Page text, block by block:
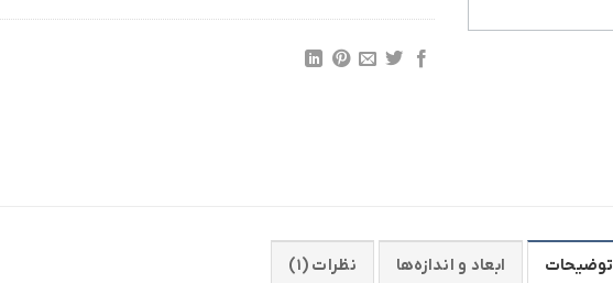
توضیحات ابعاد و اندازه‌ها نظرات (۱)